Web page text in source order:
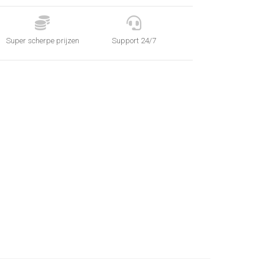

Super scherpe prijzen

Support 24/7